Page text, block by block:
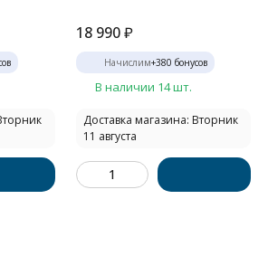
18 990 ₽
Начислим+380 бонусов
В наличии 14 шт.
Доставка магазина: Вторник
11 августа